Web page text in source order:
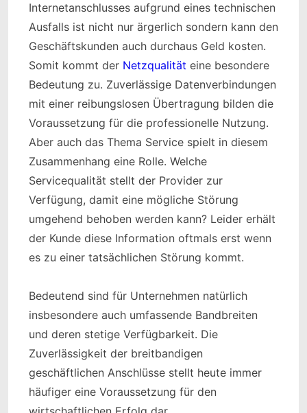
Internetanschlusses aufgrund eines technischen
Ausfalls ist nicht nur ärgerlich sondern kann den
Geschäftskunden auch durchaus Geld kosten.
Somit kommt der Netzqualität eine besondere
Bedeutung zu. Zuverlässige Datenverbindungen
mit einer reibungslosen Übertragung bilden die
Voraussetzung für die professionelle Nutzung.
Aber auch das Thema Service spielt in diesem
Zusammenhang eine Rolle. Welche
Servicequalität stellt der Provider zur
Verfügung, damit eine mögliche Störung
umgehend behoben werden kann? Leider erhält
der Kunde diese Information oftmals erst wenn
es zu einer tatsächlichen Störung kommt.
Bedeutend sind für Unternehmen natürlich
insbesondere auch umfassende Bandbreiten
und deren stetige Verfügbarkeit. Die
Zuverlässigkeit der breitbandigen
geschäftlichen Anschlüsse stellt heute immer
häufiger eine Voraussetzung für den